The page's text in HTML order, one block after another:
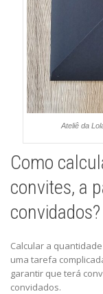
Ateliê da
Como
convites, a
convidados?
Calcular a
uma tarefa
garantir que terá
convidados.